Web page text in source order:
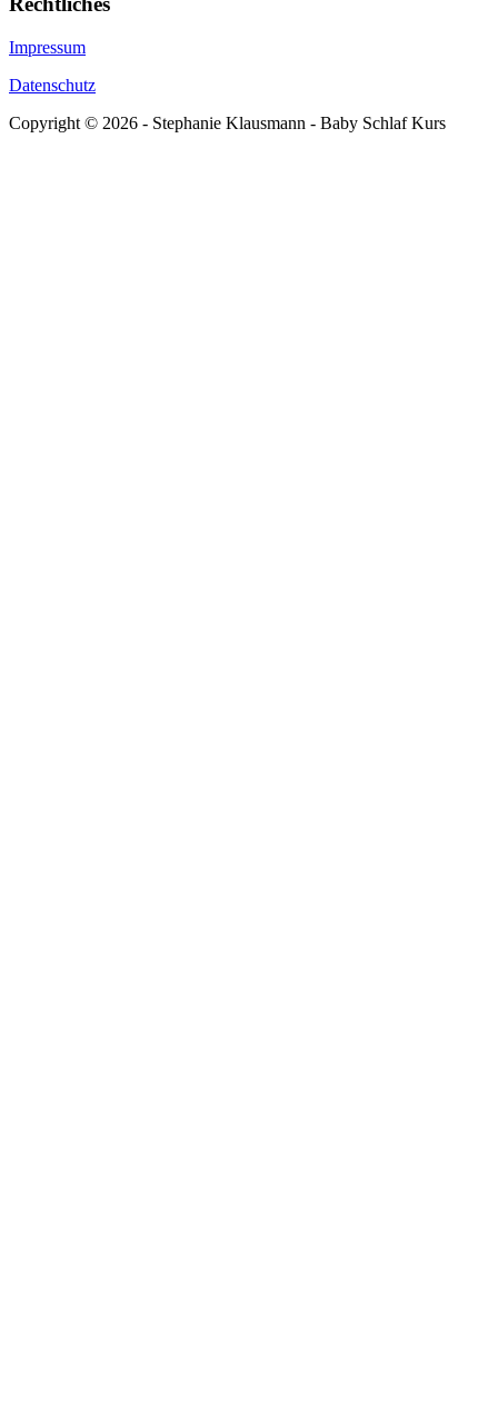
Impressum
Datenschutz
Copyright © 2026 - Stephanie Klausmann - Baby Schlaf Kurs